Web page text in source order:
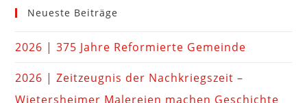
Neueste Beiträge
2026 | 375 Jahre Reformierte Gemeinde
2026 | Zeitzeugnis der Nachkriegszeit –
Wietersheimer Malereien machen Geschichte